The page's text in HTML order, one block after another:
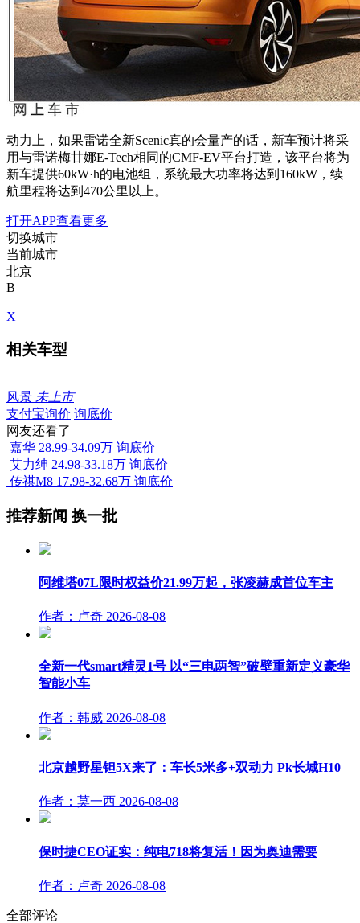
动力上，如果雷诺全新Scenic真的会量产的话，新车预计将采
用与雷诺梅甘娜E-Tech相同的CMF-EV平台打造，该平台将为
新车提供60kW·h的电池组，系统最大功率将达到160kW，续
航里程将达到470公里以上。
打开APP查看更多
切换城市
当前城市
北京
B
X
相关车型
风景 未上市
支付宝询价 询底价
网友还看了
嘉华 28.99-34.09万 询底价
艾力绅 24.98-33.18万 询底价
传祺M8 17.98-32.68万 询底价
推荐新闻 换一批
阿维塔07L限时权益价21.99万起，张凌赫成首位车主
作者：卢奇 2026-08-08
全新一代smart精灵1号 以“三电两智”破壁重新定义豪华
智能小车
作者：韩威 2026-08-08
北京越野星钽5X来了：车长5米多+双动力 Pk长城H10
作者：莫一西 2026-08-08
保时捷CEO证实：纯电718将复活！因为奥迪需要
作者：卢奇 2026-08-08
全部评论